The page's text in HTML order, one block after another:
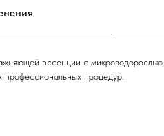
эссенции с микроводорослью
профессиональных процедур.